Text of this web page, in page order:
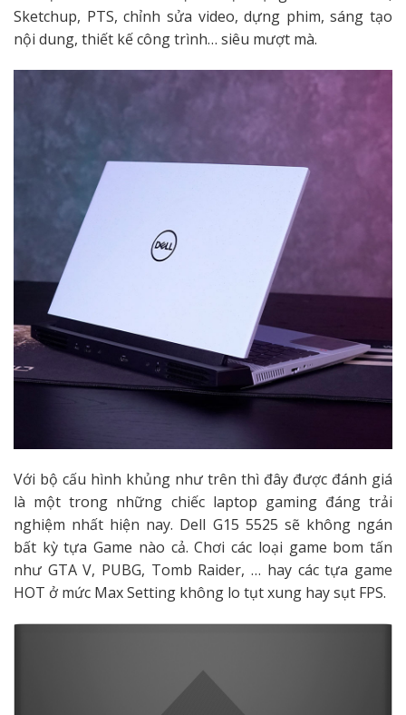
Sketchup, PTS, chỉnh sửa video, dựng phim, sáng tạo
nội dung, thiết kế công trình… siêu mượt mà.
Với bộ cấu hình khủng như trên thì đây được đánh giá
là một trong những chiếc laptop gaming đáng trải
nghiệm nhất hiện nay. Dell G15 5525 sẽ không ngán
bất kỳ tựa Game nào cả. Chơi các loại game bom tấn
như GTA V, PUBG, Tomb Raider, … hay các tựa game
HOT ở mức Max Setting không lo tụt xung hay sụt FPS.